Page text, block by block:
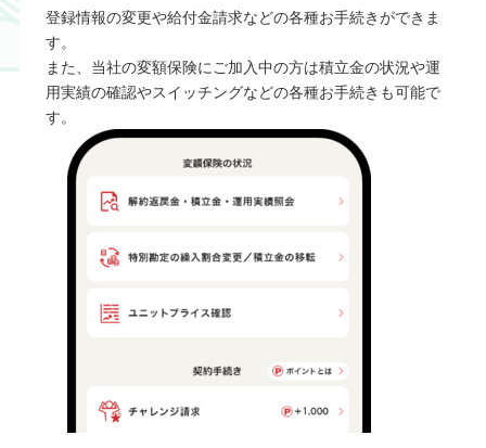
登録情報の変更や給付金請求などの各種お手続きができま
す。
また、当社の変額保険にご加入中の方は積立金の状況や運
用実績の確認やスイッチングなどの各種お手続きも可能で
す。